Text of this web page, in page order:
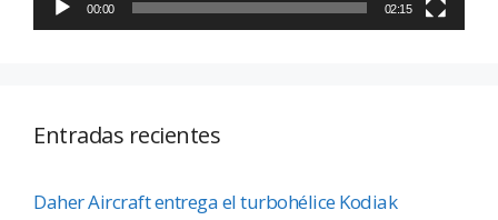
00:00 02:15
Entradas recientes
Daher Aircraft entrega el turbohélice Kodiak